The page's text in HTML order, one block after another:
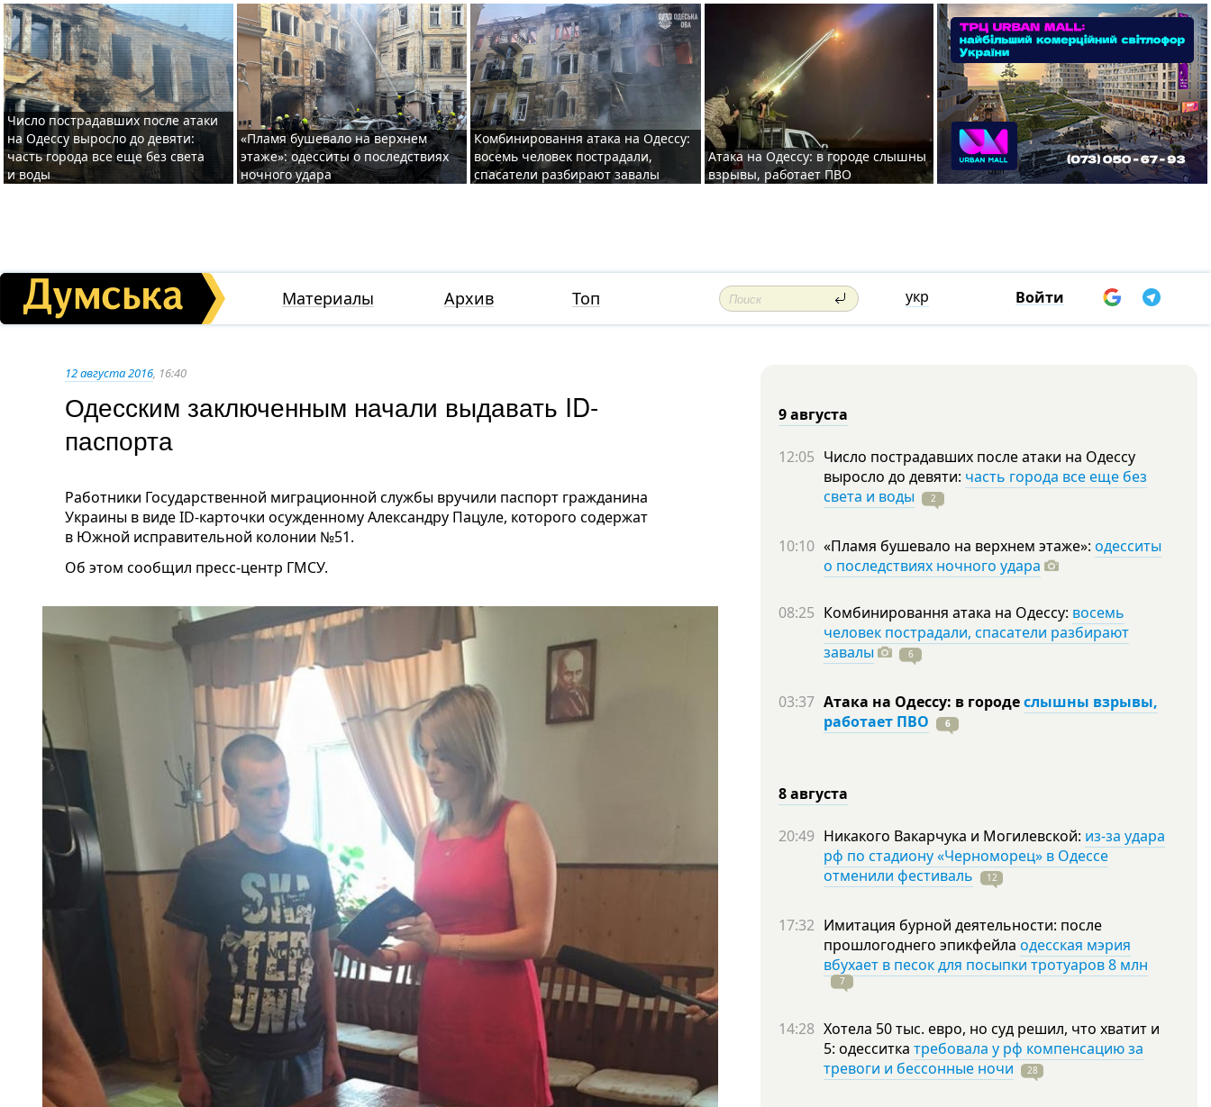
Число пострадавших после атаки
на Одессу выросло до девяти:
часть города все еще без света
и воды
«Пламя бушевало на верхнем
этаже»: одесситы о последствиях
ночного удара
Комбинировання атака на Одессу:
восемь человек пострадали,
спасатели разбирают завалы
Атака на Одессу: в городе слышны
взрывы, работает ПВО
Материалы Архив Топ укр Войти
12 августа 2016, 16:40
Одесским заключенным начали выдавать ID-
паспорта
Работники Государственной миграционной службы вручили паспорт гражданина
Украины в виде ID-карточки осужденному Александру Пацуле, которого содержат
в Южной исправительной колонии №51.
Об этом сообщил пресс-центр ГМСУ.
9 августа
12:05 Число пострадавших после атаки на Одессу
выросло до девяти: часть города все еще без
света и воды
2
10:10 «Пламя бушевало на верхнем этаже»: одесситы
о последствиях ночного удара
08:25 Комбинировання атака на Одессу: восемь
человек пострадали, спасатели разбирают
завалы
6
03:37 Атака на Одессу: в городеслышны взрывы,
работает ПВО
6
8 августа
20:49 Никакого Вакарчука и Могилевской: из-за удара
рф по стадиону «Черноморец» в Одессе
отменили фестиваль
12
17:32 Имитация бурной деятельности: после
прошлогоднего эпикфейла одесская мэрия
вбухает в песок для посыпки тротуаров 8 млн
7
14:28 Хотела 50 тыс. евро, но суд решил, что хватит и
5: одесситка требовала у рф компенсацию за
тревоги и бессонные ночи
28